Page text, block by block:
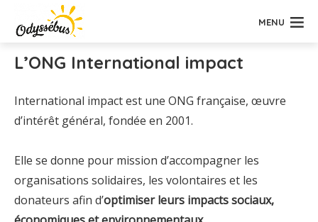
MENU
L’ONG International impact
International impact est une ONG française, œuvre
d’intérêt général, fondée en 2001.
Elle se donne pour mission d’accompagner les
organisations solidaires, les volontaires et les
donateurs afin d’optimiser leurs impacts sociaux,